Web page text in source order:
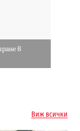
в
Виж всички